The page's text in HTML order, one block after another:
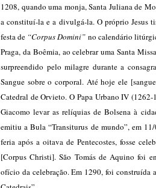
1208, quando uma monja, Santa Juliana de
a constituí-la e a divulgá-la. O próprio Jesus
festa de “Corpus Domini” no calendário
Praga, da Boêmia, ao celebrar uma Santa
surpreendido pelo milagre durante a
Sangue sobre o corporal. Até hoje ele
Catedral de Orvieto. O Papa Urbano IV
Giacomo levar as relíquias de Bolsena à
emitiu a Bula “Transiturus de mundo”, em
feria após a oitava de Pentecostes, fosse
[Corpus Christi]. São Tomás de Aquino foi
ofício da celebração. Em 1290, foi construída